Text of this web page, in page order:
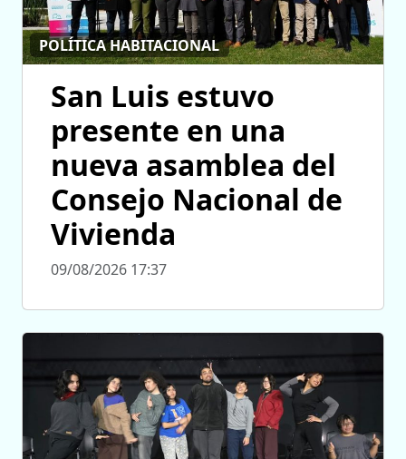
POLÍTICA HABITACIONAL
San Luis estuvo
presente en una
nueva asamblea del
Consejo Nacional de
Vivienda
09/08/2026 17:37